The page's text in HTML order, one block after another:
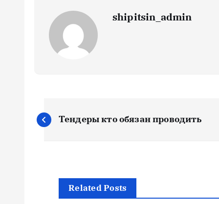
shipitsin_admin
Н
Тендеры кто обязан проводить
Related Posts